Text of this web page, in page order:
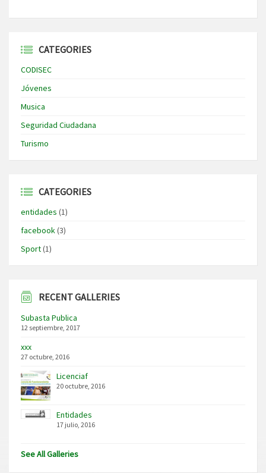
CATEGORIES
CODISEC
Jóvenes
Musica
Seguridad Ciudadana
Turismo
CATEGORIES
entidades (1)
facebook(3)
Sport(1)
RECENT GALLERIES
Subasta Publica
12 septiembre, 2017
xxx
27 octubre, 2016
Licenciaf
20 octubre, 2016
Entidades
17 julio, 2016
See All Galleries